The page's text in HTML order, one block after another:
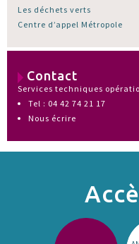
Les déchets verts
Centre d’appel Métropole
Contact
Services techniques
Tel : 04 42 74 21 17
Nous écrire